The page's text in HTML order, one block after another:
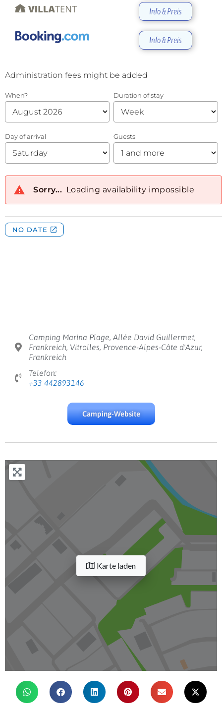
Info & Preis
Info & Preis
Camping Marina Plage, Allée David Guillermet,
Frankreich, Vitrolles, Provence-Alpes-Côte d'Azur,
Frankreich
Telefon:
+33 442893146
Camping-Website
Karte laden